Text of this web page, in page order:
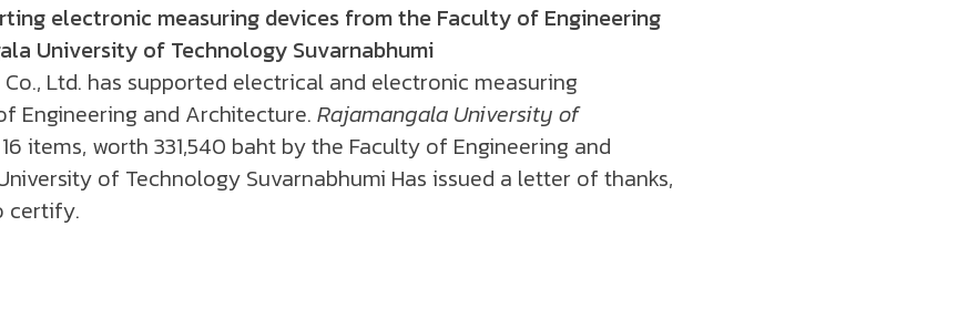
electronic measuring devices from the Faculty of Engineering
University of Technology Suvarnabhumi
Co., Ltd. has supported electrical and electronic measuring
Engineering and Architecture. Rajamangala University of
items, worth 331,540 baht by the Faculty of Engineering and
of Technology Suvarnabhumi Has issued a letter of thanks,
certify.